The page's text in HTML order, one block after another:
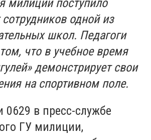
милиции поступило
одной из
школ. Педагоги
что в учебное время
демонстрирует свои
на спортивном поле.
в пресс-службе
ГУ милиции,